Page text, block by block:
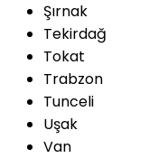
Şırnak
Tekirdağ
Tokat
Trabzon
Tunceli
Uşak
Van